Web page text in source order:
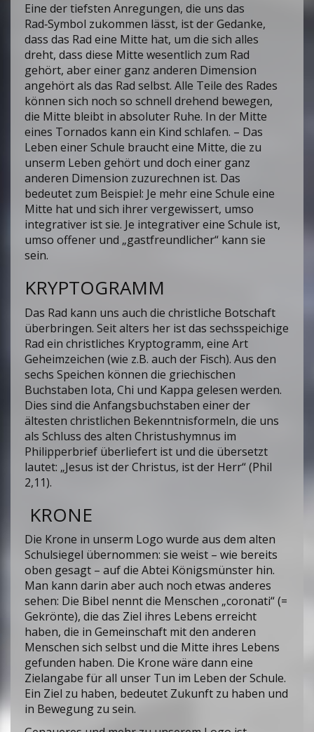
Eine der tiefsten Anregungen, die uns das
Rad‑Symbol zukommen lässt, ist der Gedanke,
dass das Rad eine Mitte hat, um die sich alles
dreht, dass diese Mitte wesentlich zum Rad
gehört, aber einer ganz anderen Dimension
angehört als das Rad selbst. Alle Teile des Rades
können sich noch so schnell drehend bewegen,
die Mitte bleibt in absoluter Ruhe. In der Mitte
eines Tornados kann ein Kind schlafen. – Das
Leben einer Schule braucht eine Mitte, die zu
unserm Leben gehört und doch einer ganz
anderen Dimension zuzurechnen ist. Das
bedeutet zum Beispiel: Je mehr eine Schule eine
Mitte hat und sich ihrer vergewissert, umso
integrativer ist sie. Je integrativer eine Schule ist,
umso offener und „gastfreundlicher“ kann sie
sein.
KRYPTOGRAMM
Das Rad kann uns auch die christliche Botschaft
überbringen. Seit alters her ist das sechsspeichige
Rad ein christliches Kryptogramm, eine Art
Geheimzeichen (wie z.B. auch der Fisch). Aus den
sechs Speichen können die griechischen
Buchstaben Iota, Chi und Kappa gelesen werden.
Dies sind die Anfangsbuchstaben einer der
ältesten christlichen Bekenntnisformeln, die uns
als Schluss des alten Christushymnus im
Philipperbrief überliefert ist und die übersetzt
lautet: „Jesus ist der Christus, ist der Herr“ (Phil
2,11).
KRONE
Die Krone in unserm Logo wurde aus dem alten
Schulsiegel übernommen: sie weist – wie bereits
oben gesagt – auf die Abtei Königsmünster hin.
Man kann darin aber auch noch etwas anderes
sehen: Die Bibel nennt die Menschen „coronati“ (=
Gekrönte), die das Ziel ihres Lebens erreicht
haben, die in Gemeinschaft mit den anderen
Menschen sich selbst und die Mitte ihres Lebens
gefunden haben. Die Krone wäre dann eine
Zielangabe für all unser Tun im Leben der Schule.
Ein Ziel zu haben, bedeutet Zukunft zu haben und
in Bewegung zu sein.